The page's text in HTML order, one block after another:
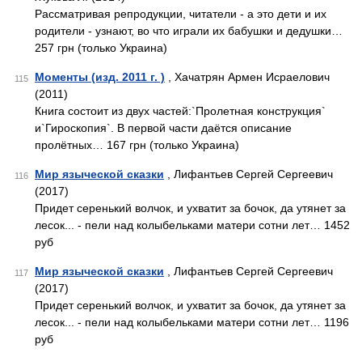
Рассматривая репродукции, читатели - а это дети и их
родители - узнают, во что играли их бабушки и дедушки…
257 грн (только Украина)
115 Моменты (изд. 2011 г. ) , Хачатрян Армен Исраелович
(2011)
Книга состоит из двух частей:`Пролетная конструкция`
и`Гироскопия`. В первой части даётся описание
пролётных… 167 грн (только Украина)
116 Мир языческой сказки , Лифантьев Сергей Сергеевич
(2017)
Придет серенький волчок, и ухватит за бочок, да утянет за
лесок... - пели над колыбельками матери сотни лет… 1452
руб
117 Мир языческой сказки , Лифантьев Сергей Сергеевич
(2017)
Придет серенький волчок, и ухватит за бочок, да утянет за
лесок... - пели над колыбельками матери сотни лет… 1196
руб